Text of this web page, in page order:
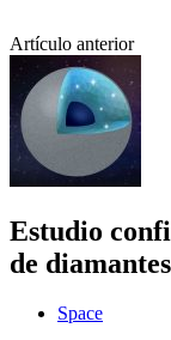
Artículo anterior
Estudio
de
Space